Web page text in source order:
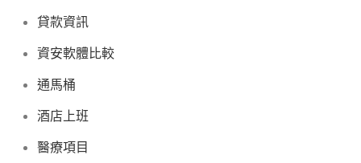
貸款資訊
資安軟體比較
通馬桶
酒店上班
醫療項目